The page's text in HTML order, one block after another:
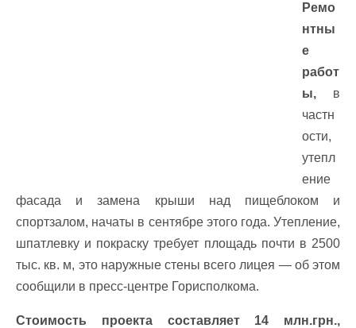
Ремо
нтны
е
работ
ы, в
частн
ости,
утепл
ение
фасада и замена крыши над пищеблоком и
спортзалом, начаты в сентябре этого года. Утепление,
шпатлевку и покраску требует площадь почти в 2500
тыс. кв. м, это наружные стены всего лицея — об этом
сообщили в пресс-центре Горисполкома.
Стоимость проекта составляет 14 млн.грн.,